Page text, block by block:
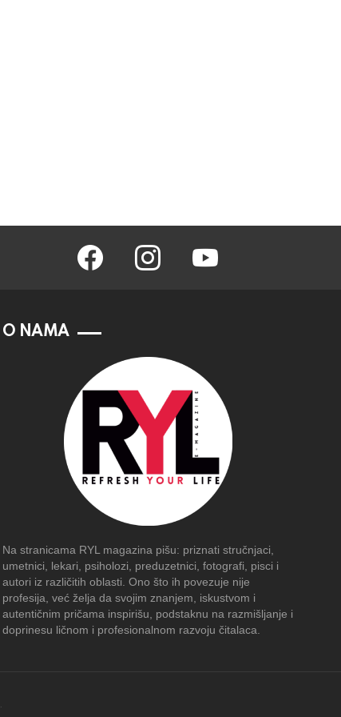
facebook instagram youtube
O NAMA
Na stranicama RYL magazina pišu: priznati stručnjaci,
umetnici, lekari, psiholozi, preduzetnici, fotografi, pisci i
autori iz različitih oblasti. Ono što ih povezuje nije
profesija, već želja da svojim znanjem, iskustvom i
autentičnim pričama inspirišu, podstaknu na razmišljanje i
doprinesu ličnom i profesionalnom razvoju čitalaca.
.